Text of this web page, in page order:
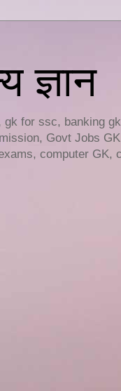
ज्ञान
for ssc, banking
Govt Jobs
computer GK,